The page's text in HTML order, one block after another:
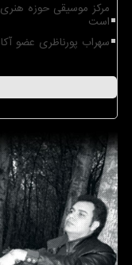
مرکز موسیقی حوزه
است
سهراب پورناظری عضو